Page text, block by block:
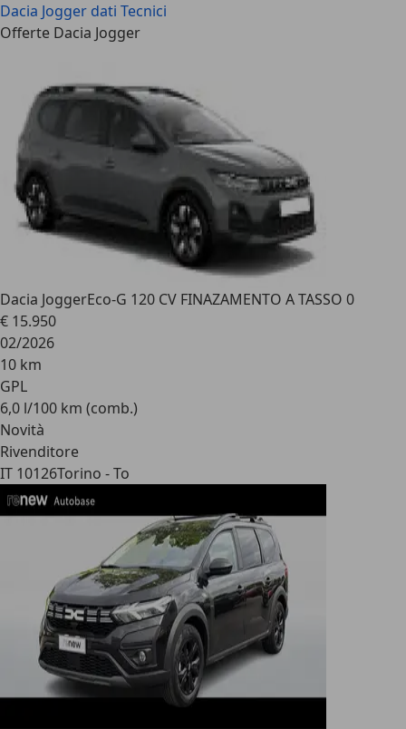
Dacia Jogger dati Tecnici
Offerte Dacia Jogger
Dacia JoggerEco-G 120 CV FINAZAMENTO A TASSO 0
€ 15.950
02/2026
10 km
GPL
6,0 l/100 km (comb.)
Novità
Rivenditore
IT 10126Torino - To